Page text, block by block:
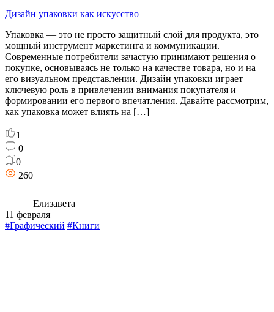
Дизайн упаковки как искусство
Упаковка — это не просто защитный слой для продукта, это
мощный инструмент маркетинга и коммуникации.
Современные потребители зачастую принимают решения о
покупке, основываясь не только на качестве товара, но и на
его визуальном представлении. Дизайн упаковки играет
ключевую роль в привлечении внимания покупателя и
формировании его первого впечатления. Давайте рассмотрим,
как упаковка может влиять на […]
1
0
0
260
Елизавета
11 февраля
#Графический #Книги